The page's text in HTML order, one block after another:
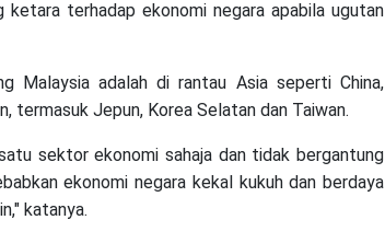
terhadap ekonomi negara apabila ugutan
Malaysia adalah di rantau Asia seperti China,
termasuk Jepun, Korea Selatan dan Taiwan.
sektor ekonomi sahaja dan tidak bergantung
ekonomi negara kekal kukuh dan berdaya
katanya.